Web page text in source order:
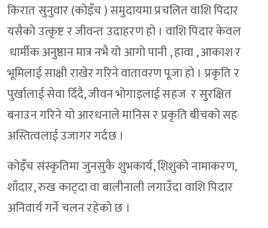
किरात सुनुवार (कोइँच ) समुदायमा प्रचलित वाशि पिदार
यसैको उत्कृष्ट र जीवन्त उदाहरण हो । वाशि पिदार केवल
धार्मीक अनुष्ठान मात्र नभै यो आगो पानी , हावा , आकाश र
भूमिलाई साक्षी राखेर गरिने वातावरण पूजा हो । प्रकृति र
पुर्खालाई सेवा दिँदै, जीवन भोगाइलाई सहज र सुरक्षित
बनाउन गरिने यो आरधनाले मानिस र प्रकृति बीचको सह
अस्तित्वलाई उजागर गर्दछ ।
कोइँच संस्कृतिमा जुनसुकै शुभकार्य, शिशुको नामाकरण,
शाँदार, रुख काट्दा वा बालीनाली लगाउँदा वाशि पिदार
अनिवार्य गर्ने चलन रहेको छ ।